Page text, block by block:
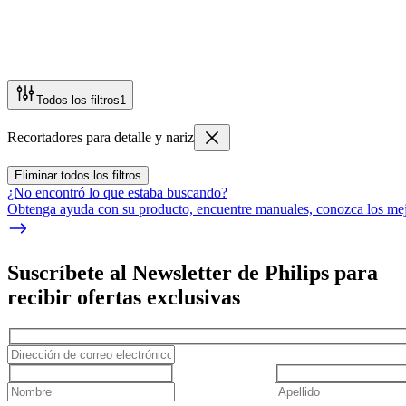
Todos los filtros1
Recortadores para detalle y nariz
Eliminar todos los filtros
¿No encontró lo que estaba buscando?
Obtenga ayuda con su producto, encuentre manuales, conozca los
Suscríbete al Newsletter de Philips para
recibir ofertas exclusivas